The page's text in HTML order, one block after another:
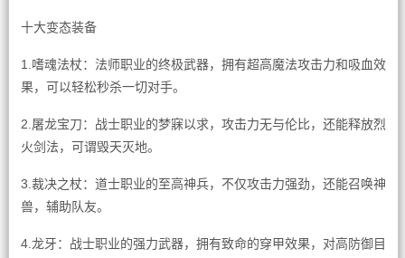
十大变态装备
1.嗜魂法杖：法师职业的终极武器，拥有超高魔法攻击力和吸血效
果，可以轻松秒杀一切对手。
2.屠龙宝刀：战士职业的梦寐以求，攻击力无与伦比，还能释放烈
火剑法，可谓毁天灭地。
3.裁决之杖：道士职业的至高神兵，不仅攻击力强劲，还能召唤神
兽，辅助队友。
4.龙牙：战士职业的强力武器，拥有致命的穿甲效果，对高防御目